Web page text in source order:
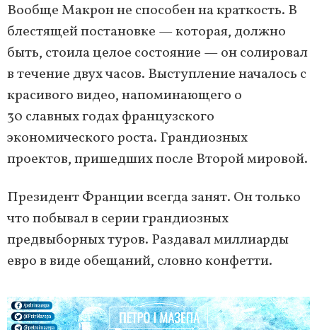
Вообще Макрон не способен на краткость. В
блестящей постановке — которая, должно
быть, стоила целое состояние — он солировал
в течение двух часов. Выступление началось с
красивого видео, напоминающего о
30 славных годах французского
экономического роста. Грандиозных
проектов, пришедших после Второй мировой.
Президент Франции всегда занят. Он только
что побывал в серии грандиозных
предвыборных туров. Раздавал миллиарды
евро в виде обещаний, словно конфетти.